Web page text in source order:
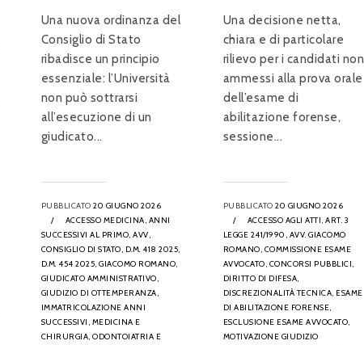
Una nuova ordinanza del
Consiglio di Stato
ribadisce un principio
essenziale: l’Università
non può sottrarsi
all’esecuzione di un
giudicato...
PUBBLICATO20 GIUGNO 2026
/
ACCESSO MEDICINA, ANNI
SUCCESSIVI AL PRIMO, AVV,
CONSIGLIO DI STATO, D.M. 418 2025,
D.M. 454 2025, GIACOMO ROMANO,
GIUDICATO AMMINISTRATIVO,
GIUDIZIO DI OTTEMPERANZA,
IMMATRICOLAZIONE ANNI
SUCCESSIVI, MEDICINA E
CHIRURGIA, ODONTOIATRIA E
Una decisione netta,
chiara e di particolare
rilievo per i candidati non
ammessi alla prova orale
dell’esame di
abilitazione forense,
sessione...
PUBBLICATO20 GIUGNO 2026
/
ACCESSO AGLI ATTI, ART. 3
LEGGE 241/1990, AVV. GIACOMO
ROMANO, COMMISSIONE ESAME
AVVOCATO, CONCORSI PUBBLICI,
DIRITTO DI DIFESA,
DISCREZIONALITÀ TECNICA, ESAME
DI ABILITAZIONE FORENSE,
ESCLUSIONE ESAME AVVOCATO,
MOTIVAZIONE GIUDIZIO